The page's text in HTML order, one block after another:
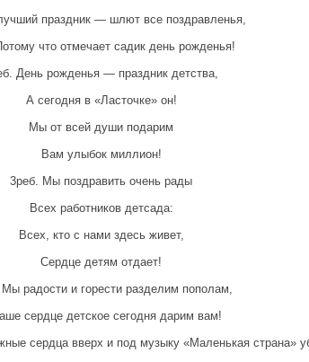
праздник — шлют все поздравленья,
что отмечает садик день рожденья!
День рожденья — праздник детства,
А сегодня в «Ласточке» он!
Мы от всей души подарим
Вам улыбок миллион!
3реб. Мы поздравить очень рады
Всех работников детсада:
Всех, кто с нами здесь живет,
Сердце детям отдает!
радости и горести разделим пополам,
сердце детское сегодня дарим вам!
сердца вверх и под музыку «Маленькая страна»